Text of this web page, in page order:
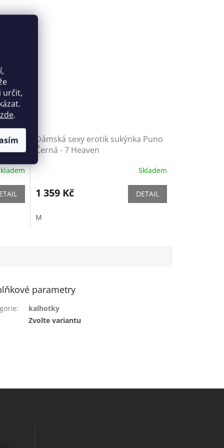
určit,
zde.
Dámská sexy erotik sukýnka Puno
Černá - 7 Heaven
Skladem
1 359 Kč DETAIL
M
parametry
:
kalhotky
Zvolte variantu